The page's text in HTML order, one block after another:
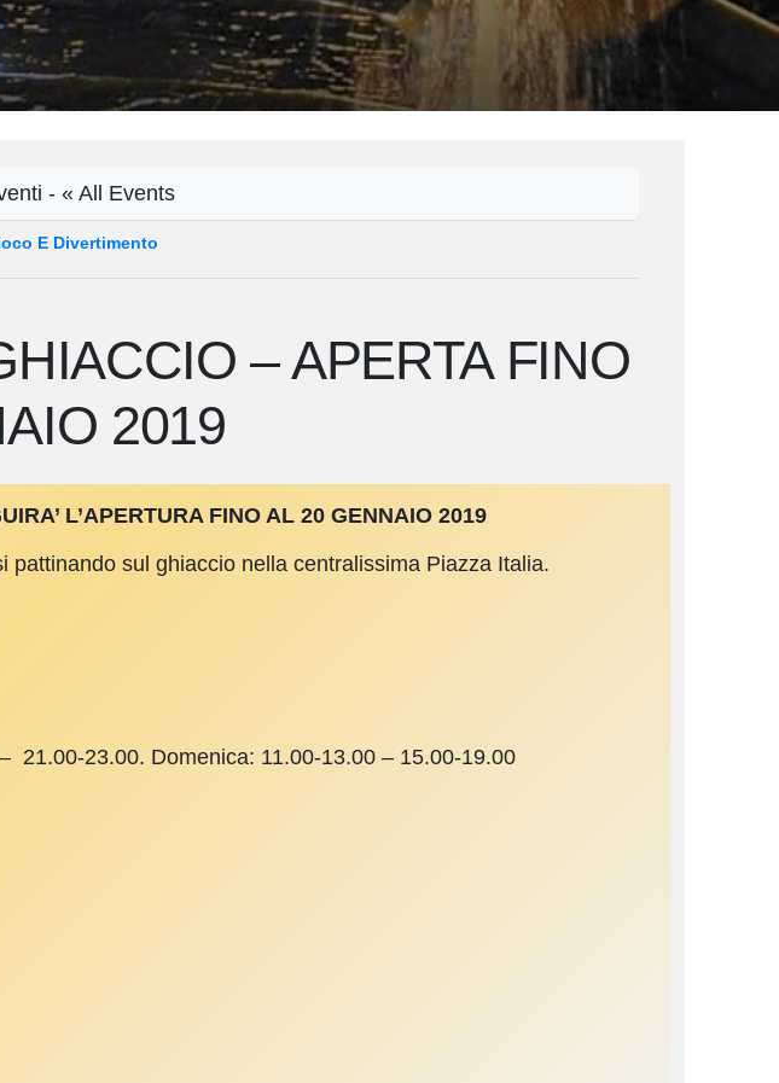
- « All Events
E Divertimento
– APERTA FINO
2019
L’APERTURA FINO AL 20 GENNAIO 2019
sul ghiaccio nella centralissima Piazza Italia.
23.00. Domenica: 11.00-13.00 – 15.00-19.00